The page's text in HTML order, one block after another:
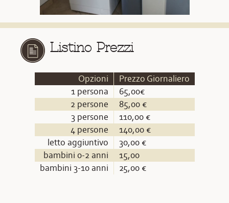
Listino Prezzi
Opzioni
Prezzo Giornaliero
1 persona
65,00€
2 persone
85,00 €
3 persone
110,00 €
4 persone
140,00 €
letto aggiuntivo
30,00 €
bambini 0-2 anni
15,00
bambini 3-10 anni
25,00 €